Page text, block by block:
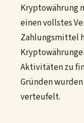
Kryptowährung
einen vollstes
Zahlungsmittel
Aktivitäten zu
Gründen
verteufelt.